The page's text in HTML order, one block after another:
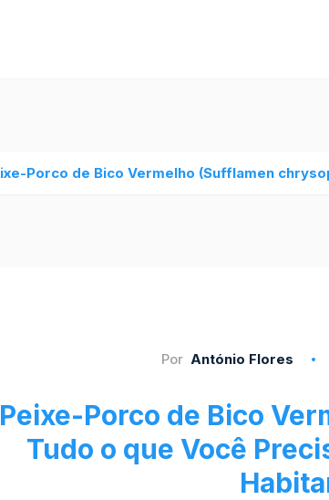
Porco de Bico Vermelho (Sufflamen
Por António Flores
Peixe-Porco de Bico
Tudo o que Você